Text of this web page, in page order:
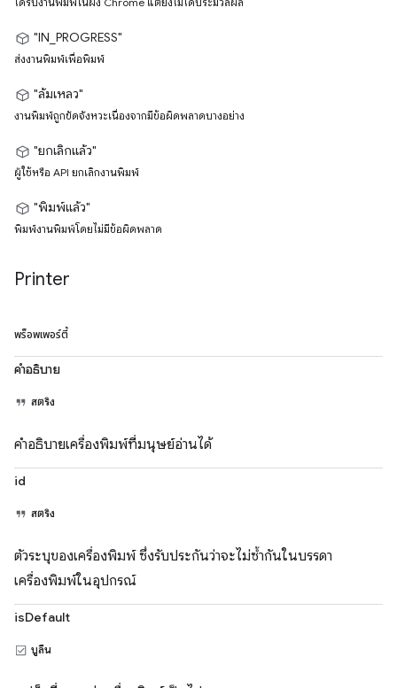
"IN_PROGRESS"
ส่งงานพิมพ์เพื่อพิมพ์
"ล้มเหลว"
งานพิมพ์ถูกขัดจังหวะเนื่องจากมีข้อผิดพลาดบางอย่าง
"ยกเลิกแล้ว"
ผู้ใช้หรือ API ยกเลิกงานพิมพ์
"พิมพ์แล้ว"
พิมพ์งานพิมพ์โดยไม่มีข้อผิดพลาด
Printer
พร็อพเพอร์ตี้
คำอธิบาย
สตริง
คำอธิบายเครื่องพิมพ์ที่มนุษย์อ่านได้
id
สตริง
ตัวระบุของเครื่องพิมพ์ ซึ่งรับประกันว่าจะไม่ซ้ำกันในบรรดา
เครื่องพิมพ์ในอุปกรณ์
isDefault
บูลีน